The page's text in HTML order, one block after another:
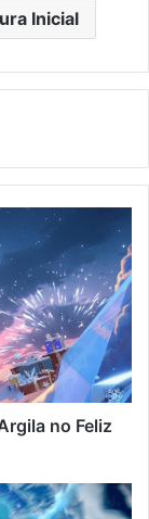
Inicial
no Feliz